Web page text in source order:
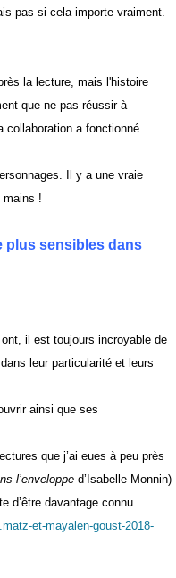
pas si cela importe vraiment.
la lecture, mais l'histoire
que ne pas réussir à
collaboration a fonctionné.
Il y a une vraie
mains !
plus sensibles dans
il est toujours incroyable de
leur particularité et leurs
ainsi que ses
que j’ai eues à peu près
l’enveloppe d’Isabelle Monnin)
d’être davantage connu.
et-mayalen-goust-2018-